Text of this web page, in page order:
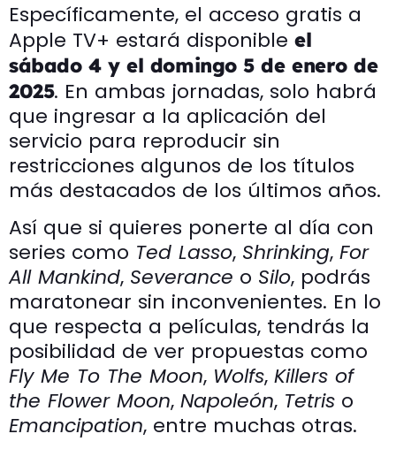
Específicamente, el acceso gratis a
Apple TV+ estará disponible el
sábado 4 y el domingo 5 de enero de
2025. En ambas jornadas, solo habrá
que ingresar a la aplicación del
servicio para reproducir sin
restricciones algunos de los títulos
más destacados de los últimos años.
Así que si quieres ponerte al día con
series como Ted Lasso, Shrinking, For
All Mankind, Severance o Silo, podrás
maratonear sin inconvenientes. En lo
que respecta a películas, tendrás la
posibilidad de ver propuestas como
Fly Me To The Moon, Wolfs, Killers of
the Flower Moon, Napoleón, Tetris o
Emancipation, entre muchas otras.